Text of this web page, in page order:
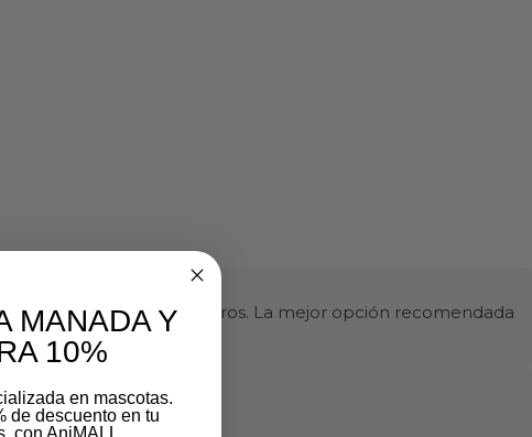
efectivos y seguros. La mejor opción recomendada
MANADA Y
10%
en mascotas.
de descuento en tu
con AniMALL